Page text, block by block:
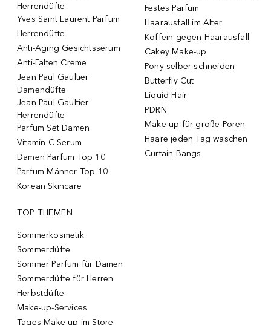
Herrendüfte
Yves Saint Laurent Parfum
Herrendüfte
Anti-Aging Gesichtsserum
Anti-Falten Creme
Jean Paul Gaultier
Damendüfte
Jean Paul Gaultier
Herrendüfte
Parfum Set Damen
Vitamin C Serum
Damen Parfum Top 10
Parfum Männer Top 10
Korean Skincare
Festes Parfum
Haarausfall im Alter
Koffein gegen Haarausfall
Cakey Make-up
Pony selber schneiden
Butterfly Cut
Liquid Hair
PDRN
Make-up für große Poren
Haare jeden Tag waschen
Curtain Bangs
TOP THEMEN
Sommerkosmetik
Sommerdüfte
Sommer Parfum für Damen
Sommerdüfte für Herren
Herbstdüfte
Make-up-Services
Tages-Make-up im Store